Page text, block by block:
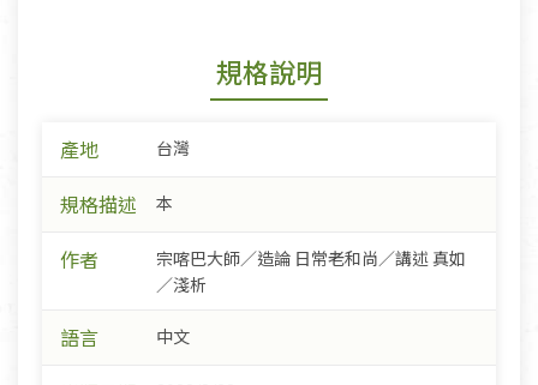
規格說明
產地 台灣
規格描述 本
作者
宗喀巴大師／造論 日常老和尚／講述 真如
／淺析
語言 中文